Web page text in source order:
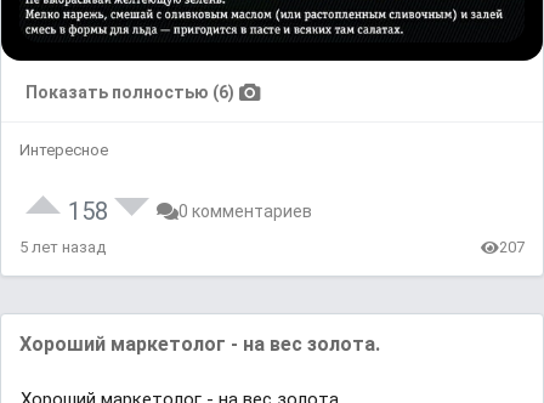
Показать полностью (6)
Интересное
158 0 комментариев
5 лет назад 207
Хороший маркетолог - на вес золота.